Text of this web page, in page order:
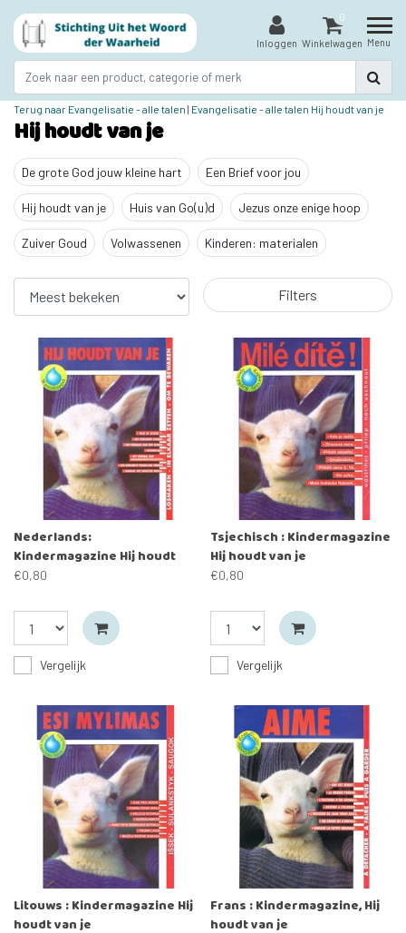
Inloggen
0
Winkelwagen Menu
Terug naar Evangelisatie - alle talen | Evangelisatie - alle talen Hij houdt van je
Hij houdt van je
De grote God jouw kleine hart Een Brief voor jou
Hij houdt van je Huis van Go(u)d Jezus onze enige hoop
Zuiver Goud Volwassenen Kinderen: materialen
Filters
Nederlands:
Kindermagazine Hij houdt
van je
€0,80
Vergelijk
Tsjechisch : Kindermagazine
Hij houdt van je
€0,80
Vergelijk
Litouws : Kindermagazine Hij
houdt van je
Frans : Kindermagazine, Hij
houdt van je